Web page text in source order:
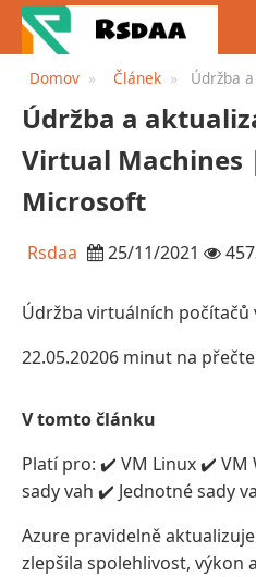
Domov Článek
Údržba
Dokumenty
Údržba a
Virtual
Microsoft
Rsdaa 25/11/2021
Údržba virtuálních počítačů
22.05.20206 minut na
V tomto článku
Platí pro: ✔️ VM Linux ✔️ VM
sady vah ✔️ Jednotné sady
Azure pravidelně
zlepšila spolehlivost, výkon